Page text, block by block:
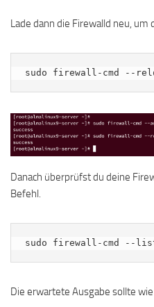
Lade dann die Firewalld neu,
sudo firewall-cmd --
Danach überprüfst du deine
Befehl.
sudo firewall-cmd --
Die erwartete Ausgabe sollte